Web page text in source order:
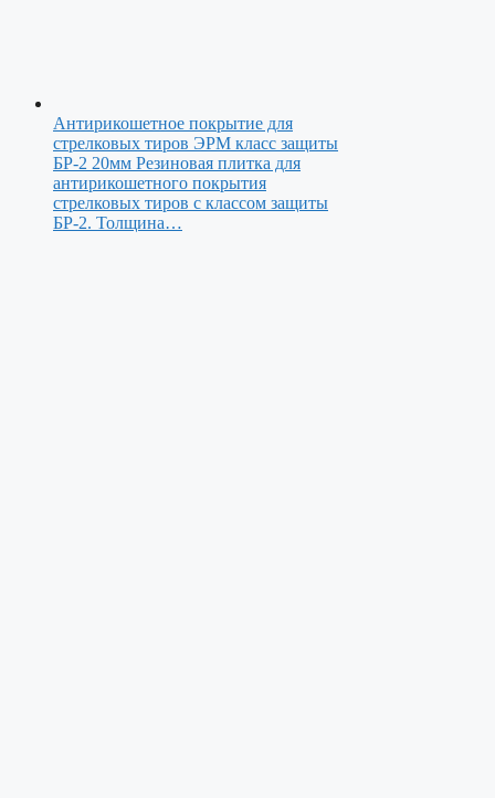
Антирикошетное покрытие для
стрелковых тиров ЭРМ класс защиты
БР-2 20мм Резиновая плитка для
антирикошетного покрытия
стрелковых тиров с классом защиты
БР-2. Толщина…